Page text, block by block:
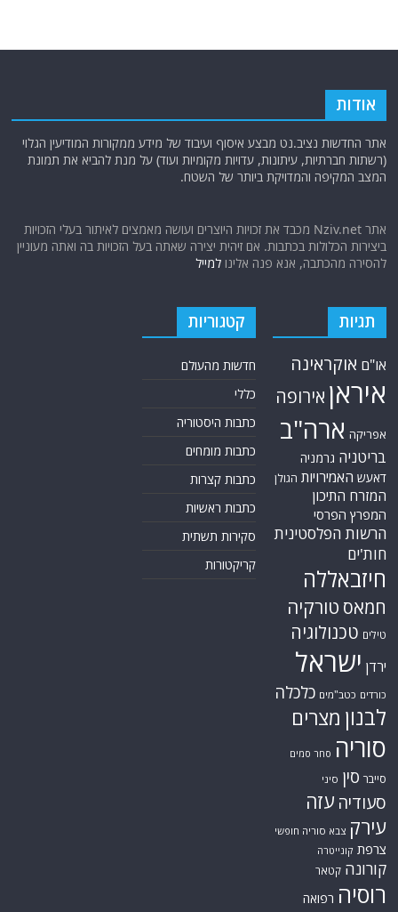
אודות
אתר החדשות נציב.נט מבצע איסוף ועיבוד של מידע ממקורות המודיעין הגלוי
(רשתות חברתיות, עיתונות, עדויות מקומיות ועוד) על מנת להביא את תמונת
המצב המקיפה והמדויקת ביותר של השטח.
אתר Nziv.net מכבד את זכויות היוצרים ועושה מאמצים לאיתור בעלי הזכויות
ביצירות הכלולות בכתבות. אם זיהית יצירה שאתה בעל הזכויות בה ואתה מעוניין
להסירה מהכתבה, אנא פנה אלינולמייל
תגיות
או"ם אוקראינה
איראן אירופה
אפריקה ארה"ב
בריטניה גרמניה
דאעש האמירויות הגולן
המזרח התיכון
המפרץ הפרסי
הרשות הפלסטינית
חות'ים
חיזבאללה
חמאס טורקיה
טילים טכנולוגיה
ירדן ישראל
כורדים כטב"מים כלכלה
לבנון מצרים
סוריה סחר סמים
סייבר סין סיני
סעודיה עזה
עירק צבא סוריה חופשי
צרפת קונייטרה
קורונה קטאר
רוסיה רפואה
קטגוריות
חדשות מהעולם
כללי
כתבות היסטוריה
כתבות מומחים
כתבות קצרות
כתבות ראשיות
סקירות תשתית
קריקטורות